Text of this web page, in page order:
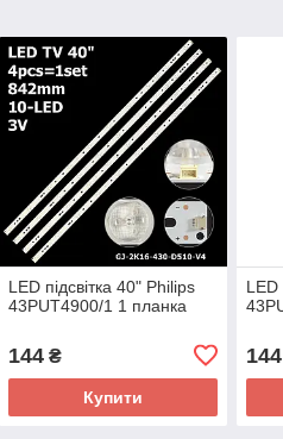
LED підсвітка 40" Philips
43PUT4900/1 1 планка
144₴
Купити
LED
144